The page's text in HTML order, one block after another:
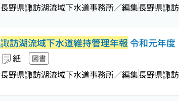
長野県諏訪湖流域下水道事務所／編集長野県諏
諏訪湖流域下水道維持管理年報令和元年度
紙 図書
長野県諏訪湖流域下水道事務所／編集長野県諏